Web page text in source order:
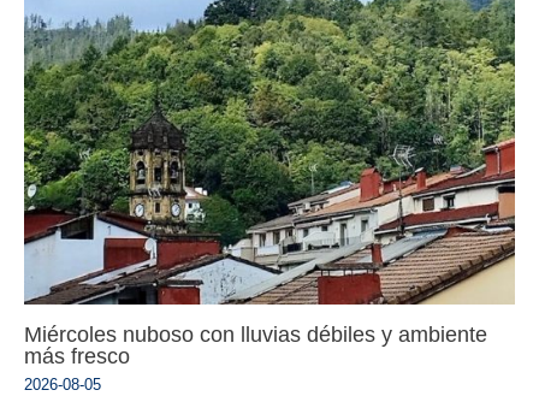
Miércoles nuboso con lluvias débiles y ambiente
más fresco
2026-08-05